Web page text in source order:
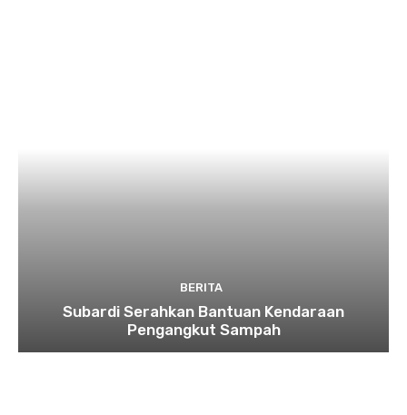
BERITA
Subardi Serahkan Bantuan Kendaraan
Pengangkut Sampah